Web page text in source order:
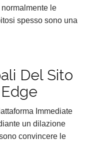
le
spesso sono una
Del Sito
Immediate
un dilazione
convincere le